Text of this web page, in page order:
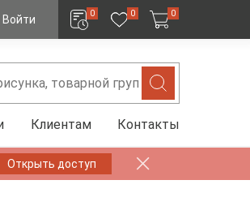
Войти 0 0 0
Клиентам Контакты
Открыть доступ